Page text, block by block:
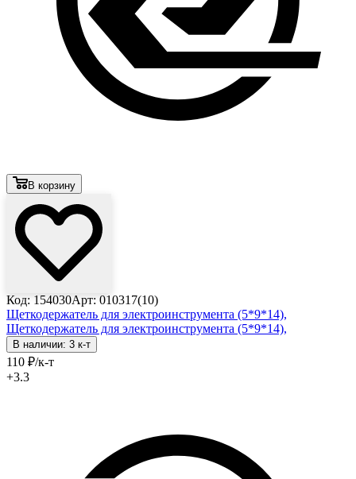
В корзину
Код: 154030Арт: 010317(10)
Щеткодержатель для электроинструмента (5*9*14),
Щеткодержатель для электроинструмента (5*9*14),
В наличии: 3 к-т
110 ₽/к-т
+3.3